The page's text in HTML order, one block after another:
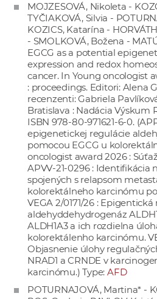
MOJZESOVÁ, Nikoleta -
TYČIAKOVÁ, Silvia -
KOZICS, Katarína -
- SMOLKOVÁ, Božena -
EGCG as a potential
expression and redox
cancer. In Young oncologist
: proceedings. Editori: Alena
recenzenti: Gabriela
Bratislava : Nadácia Výskum
ISBN 978-80-971621-6-0.
epigenetickej regulácie
pomocou EGCG u
oncologist award 2026 :
APVV-21-0296 : Identifikácia
spojených s relapsom
kolorektálneho karcinómu
VEGA 2/0171/26 :
aldehyddehydrogenáz
ALDH1A3 a ich rozdielna
kolorektálenho karcinómu.
Objasnenie úlohy
NRAD1 a CRNDE v
karcinómu.) Type: AFD
POTURNAJOVÁ, Martina* -